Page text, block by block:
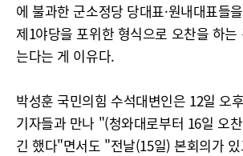
에 불과한 군소정당 당대표·원내대표들
제1야당을 포위한 형식으로 오찬을 하
는다는 게 이유다.
박성훈 국민의힘 수석대변인은 12일 오
기자들과 만나 "(청와대로부터 16일 오
긴 했다"면서도 "전날(15일) 본회의가